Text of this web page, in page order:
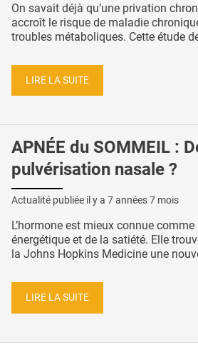
On savait déjà qu’une privation
accroît le risque de maladie
troubles métaboliques. Cette étude
LIRE LA SUITE
APNÉE du SOMMEIL :
pulvérisation nasale ?
Actualité publiée il y a 7 années 7 mois
L’hormone est mieux connue comme
énergétique et de la satiété. Elle
la Johns Hopkins Medicine une
LIRE LA SUITE